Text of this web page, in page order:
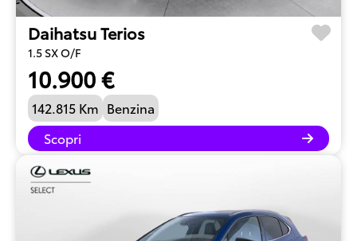
Daihatsu Terios
1.5 SX O/F
10.900 €
142.815 Km Benzina
Scopri